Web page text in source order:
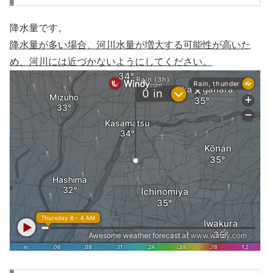
降水量です。
降水量が多い場合、河川水量が増大する可能性が高いた
め、河川には近づかないようにしてください。